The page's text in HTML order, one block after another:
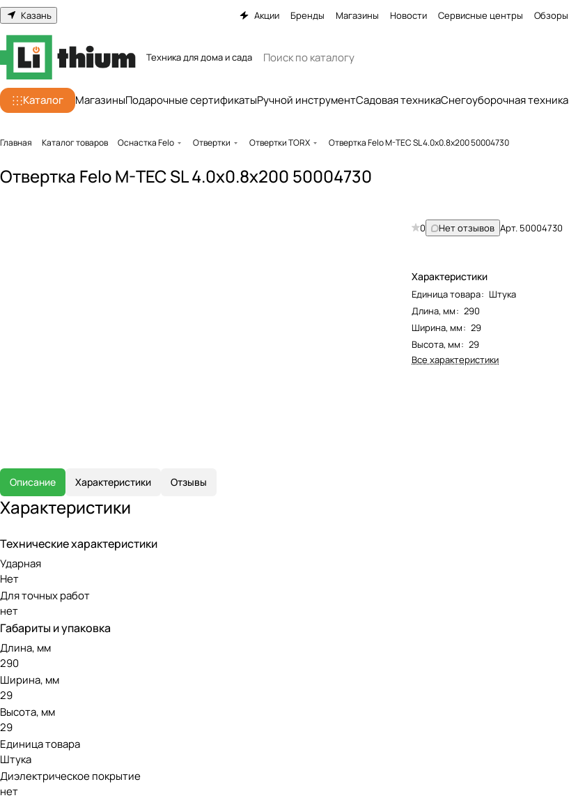
Казань Акции Бренды Магазины Новости Сервисные центры Обзоры
Техника для дома и сада
Каталог МагазиныПодарочные сертификатыРучной инструментСадовая техникаСнегоуборочная техника
Главная Каталог товаров Оснастка Felo Отвертки Отвертки TORX Отвертка Felo M-TEC SL 4.0x0.8x200 50004730
Отвертка Felo M-TEC SL 4.0x0.8x200 50004730
0 Нет отзывов Арт. 50004730
Характеристики
Единица товара: Штука
Длина, мм: 290
Ширина, мм: 29
Высота, мм: 29
Все характеристики
Описание Характеристики Отзывы
Характеристики
Технические характеристики
Ударная
Нет
Для точных работ
нет
Габариты и упаковка
Длина, мм
290
Ширина, мм
29
Высота, мм
29
Единица товара
Штука
Диэлектрическое покрытие
нет